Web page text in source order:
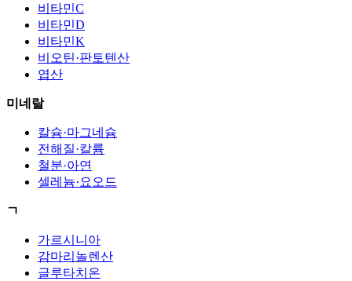
비타민C
비타민D
비타민K
비오틴·판토텐산
엽산
미네랄
칼슘·마그네슘
전해질·칼륨
철분·아연
셀레늄·요오드
ㄱ
가르시니아
감마리놀렌산
글루타치온